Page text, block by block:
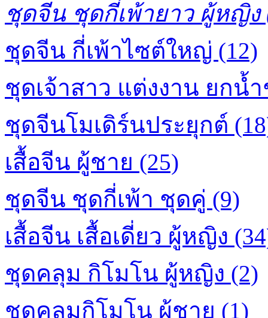
ชุดจีน ชุดกี่เพ้ายาว ผู้หญิง
ชุดจีน กี่เพ้าไซต์ใหญ่ (12)
ชุดเจ้าสาว แต่งงาน ยกน้ำ
ชุดจีนโมเดิร์นประยุกต์
เสื้อจีน ผู้ชาย (25)
ชุดจีน ชุดกี่เพ้า ชุดคู่ (9)
เสื้อจีน เสื้อเดี่ยว ผู้หญิง
ชุดคลุม กิโมโน ผู้หญิง (2)
ชุดคลุมกิโมโน ผู้ชาย (1)